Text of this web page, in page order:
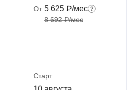
От 5 625 ₽/мес
8 692 ₽/мес
Старт